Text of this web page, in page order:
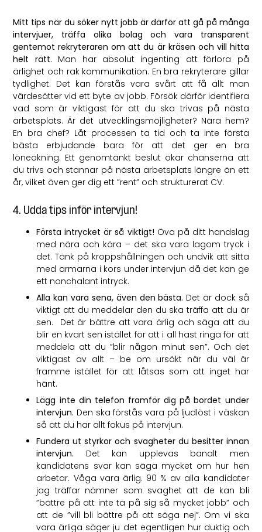
Mitt tips när du söker nytt jobb är därför att gå på många
intervjuer, träffa olika bolag och vara transparent
gentemot rekryteraren om att du är kräsen och vill hitta
helt rätt. Man har absolut ingenting att förlora på
ärlighet och rak kommunikation. En bra rekryterare gillar
tydlighet. Det kan förstås vara svårt att få allt man
värdesätter vid ett byte av jobb. Försök därför identifiera
vad som är viktigast för att du ska trivas på nästa
arbetsplats. Är det utvecklingsmöjligheter? Nära hem?
En bra chef? Låt processen ta tid och ta inte första
bästa erbjudande bara för att det ger en bra
löneökning. Ett genomtänkt beslut ökar chanserna att
du trivs och stannar på nästa arbetsplats längre än ett
år, vilket även ger dig ett ”rent” och strukturerat CV.
4. Udda tips inför intervjun!
Första intrycket är så viktigt! Öva på ditt handslag
med nära och kära – det ska vara lagom tryck i
det. Tänk på kroppshållningen och undvik att sitta
med armarna i kors under intervjun då det kan ge
ett nonchalant intryck.
Alla kan vara sena, även den bästa. Det är dock så
viktigt att du meddelar den du ska träffa att du är
sen. Det är bättre att vara ärlig och säga att du
blir en kvart sen istället för att i all hast ringa för att
meddela att du ”blir någon minut sen”. Och det
viktigast av allt – be om ursäkt när du väl är
framme istället för att låtsas som att inget har
hänt.
Lägg inte din telefon framför dig på bordet under
intervjun. Den ska förstås vara på ljudlöst i väskan
så att du har allt fokus på intervjun.
Fundera ut styrkor och svagheter du besitter innan
intervjun. Det kan upplevas banalt men
kandidatens svar kan säga mycket om hur hen
arbetar. Våga vara ärlig. 90 % av alla kandidater
jag träffar nämner som svaghet att de kan bli
”bättre på att inte ta på sig så mycket jobb” och
att de ”vill bli bättre på att säga nej”. Om vi ska
vara ärliga säger ju det egentligen hur duktig och